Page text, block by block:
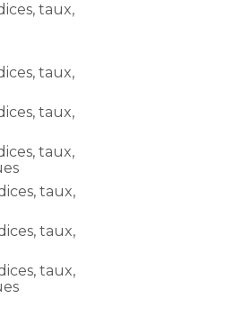
taux,
taux,
taux,
taux,
taux,
taux,
taux,